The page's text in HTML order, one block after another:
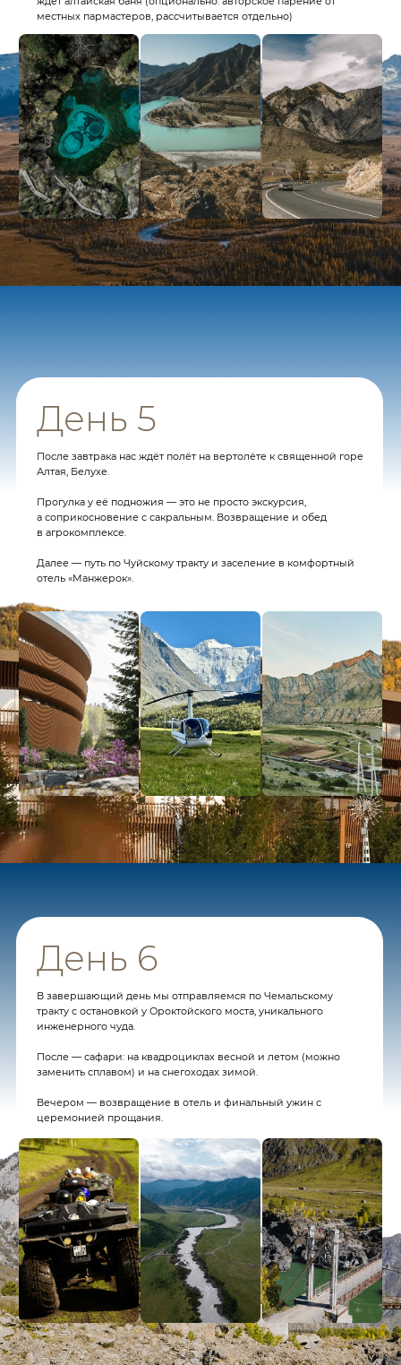
Все трансферы по дороге, на воде и в воздухе
рыбалка, кейтеринг
Отели
Молодость и Иненень в 3-4 день
Пикники на природе (летом)
Наслаждайся вкусной едой на свежем воздухе и
живописными видами вокруг
Круглосуточное сопровождение турлидеров.
всегда в надёжных руках, и мы готовы помочь в любое время.
Входы на все достопримечательности
Включены билеты ко всем знаковым местам, чтобы ты ничего
не упустил
Оставить заявку
Мы в реестре туроператоров
№ В031-00161-77/01748153
@ ООО
Этнотур»2020-2026 г.
Наши туры
Алтай
Премиум-тур на Кольский
Премиум-тур на Байкал
Монголия
Шри-Ланка
Узбекистан
Кыргызстан
Мальдивы
Южная Корея
О компании
Политика конфиденциальности
Пользовательское соглашение
Контакты
+7(913) 692-98-88
mail@etno-tour.ru
Telegram
Whatsapp